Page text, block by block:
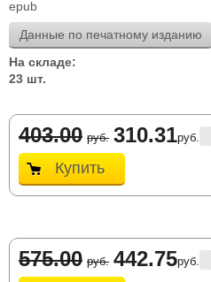
epub
Данные по печатному изданию
На складе:
23 шт.
403.00 руб. 310.31руб.
Купить
575.00 руб. 442.75руб.